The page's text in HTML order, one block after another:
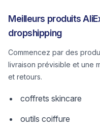
Meilleurs produits
dropshipping
Commencez par des
livraison prévisible et une
et retours.
coffrets skincare
outils coiffure